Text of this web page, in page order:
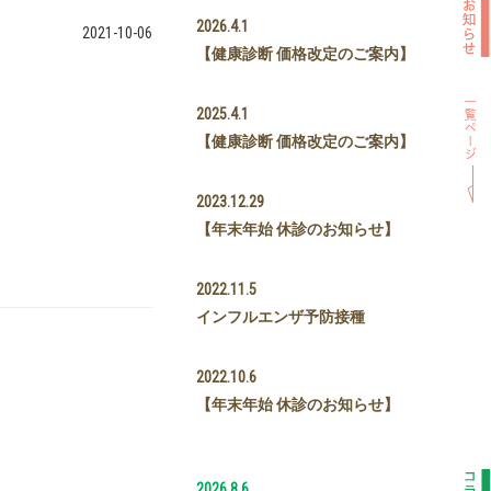
2021-10-06
2026.4.1
【健康診断 価格改定のご案内】
2025.4.1
【健康診断 価格改定のご案内】
2023.12.29
【年末年始 休診のお知らせ】
2022.11.5
インフルエンザ予防接種
2022.10.6
【年末年始 休診のお知らせ】